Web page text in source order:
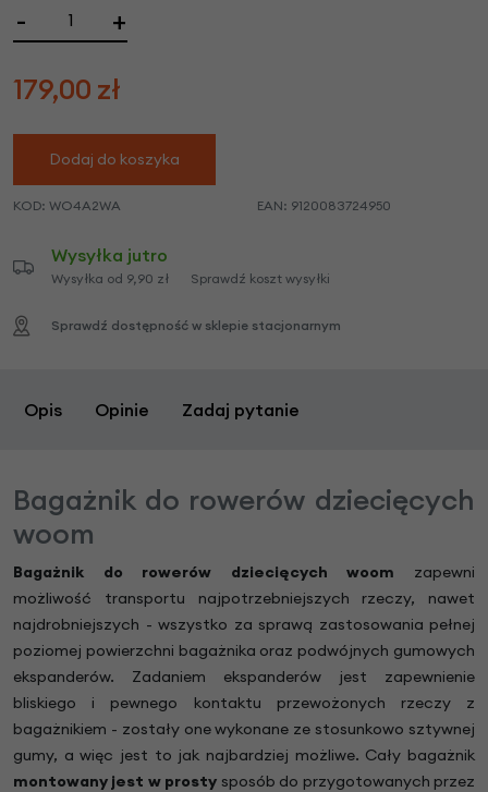
- +
179,00 zł
Dodaj do koszyka
KOD: WO4A2WA EAN: 9120083724950
Wysyłka jutro
Wysyłka od 9,90 zł Sprawdź koszt wysyłki
Sprawdź dostępność w sklepie stacjonarnym
Opis Opinie Zadaj pytanie
Bagażnik do rowerów dziecięcych
woom
Bagażnik do rowerów dziecięcych woom zapewni
możliwość transportu najpotrzebniejszych rzeczy, nawet
najdrobniejszych - wszystko za sprawą zastosowania pełnej
poziomej powierzchni bagażnika oraz podwójnych gumowych
ekspanderów. Zadaniem ekspanderów jest zapewnienie
bliskiego i pewnego kontaktu przewożonych rzeczy z
bagażnikiem - zostały one wykonane ze stosunkowo sztywnej
gumy, a więc jest to jak najbardziej możliwe. Cały bagażnik
montowany jest w prosty sposób do przygotowanych przez